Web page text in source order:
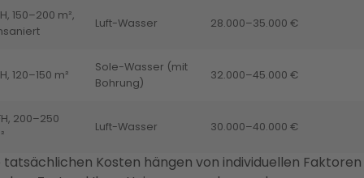
150–200 m²,
Luft-Wasser 28.000–35.000 €
120–150 m²
Sole-Wasser (mit
Bohrung)
32.000–45.000 €
200–250
Luft-Wasser 30.000–40.000 €
tatsächlichen Kosten hängen von individuellen Faktoren